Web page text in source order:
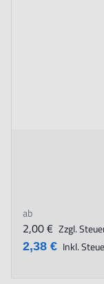
The price
ab
2,38 € Inkl.
2,00 € Zzgl.